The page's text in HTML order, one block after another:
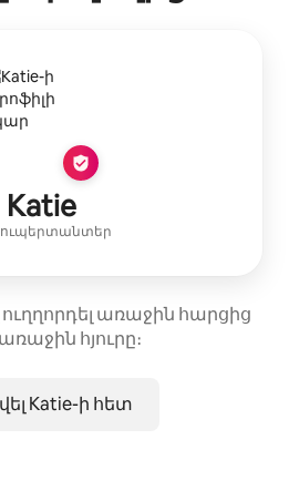
Katie
ուղղորդել առաջին հարցից
հյուրը։
Katie-ի հետ